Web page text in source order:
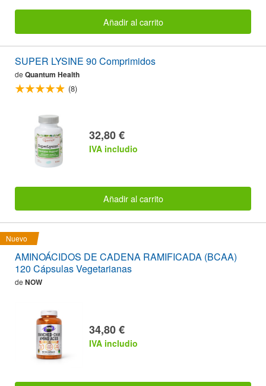
Añadir al carrito
SUPER LYSINE 90 Comprimidos
de Quantum Health
(8)
32,80 €
IVA includio
Añadir al carrito
Nuevo
AMINOÁCIDOS DE CADENA RAMIFICADA (BCAA)
120 Cápsulas Vegetarianas
de NOW
34,80 €
IVA includio